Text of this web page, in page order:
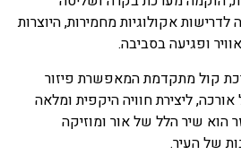
אקולוגיות מחמירות, היוצרות
ופגיעה בסביבה.
קול מתקדמת המאפשרת פיזור
ליצירת חוויה היקפית ומלאה
הוא שיר הלל של אור ומוזיקה
של העיר.